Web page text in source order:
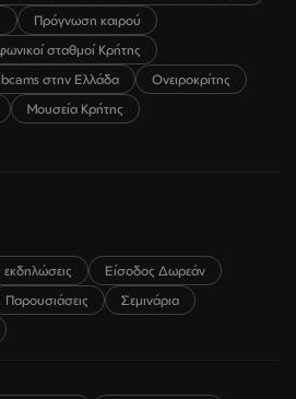
Πρόγνωση καιρού
σταθμοί Κρήτης
στην Ελλάδα
Ονειροκρίτης
Μουσεία Κρήτης
Είσοδος Δωρεάν
Παρουσιάσεις
Σεμινάρια